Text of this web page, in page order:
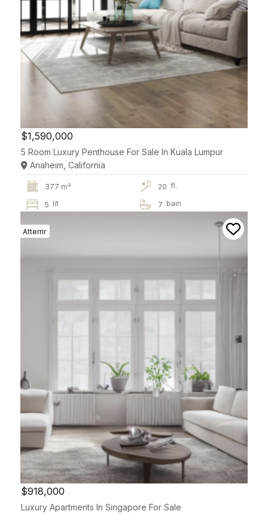
$1,590,000
5 Room Luxury Penthouse For Sale In Kuala Lumpur
Anaheim, California
377 m² 20 fl.
5 lit 7 bain
Atterrir
$918,000
Luxury Apartments In Singapore For Sale